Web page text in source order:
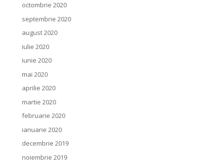
octombrie 2020
septembrie 2020
august 2020
iulie 2020
iunie 2020
mai 2020
aprilie 2020
martie 2020
februarie 2020
ianuarie 2020
decembrie 2019
noiembrie 2019